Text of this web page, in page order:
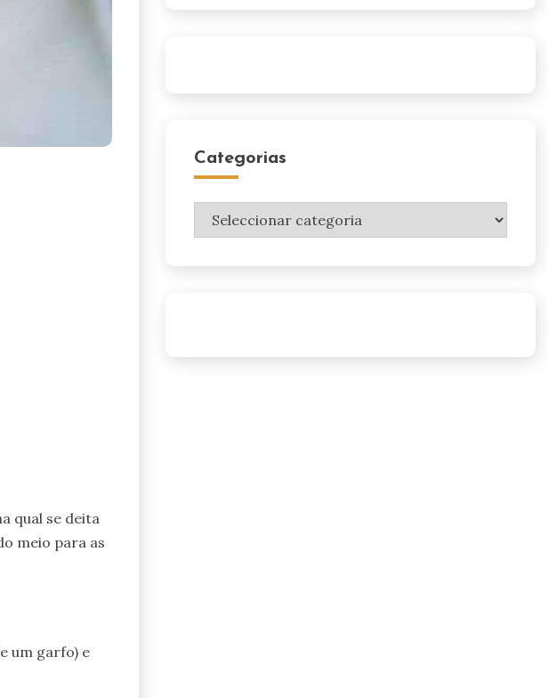
qual se deita
meio para as
um garfo) e
Categorias
Categorias